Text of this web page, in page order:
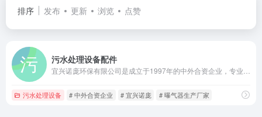
排序 发布 更新 浏览 点赞
污水处理设备配件
污水处理设备 # 中外合资企业 # 宜兴诺庞 # 曝气器生产厂家